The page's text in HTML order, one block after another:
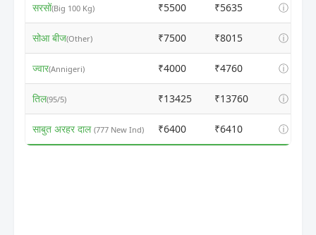
सरसों(Big 100 Kg) ₹5500 ₹5635 ⓘ
सोआ बीज(Other) ₹7500 ₹8015 ⓘ
ज्वार(Annigeri) ₹4000 ₹4760 ⓘ
तिल(95/5) ₹13425 ₹13760 ⓘ
साबुत अरहर दाल (777 New Ind) ₹6400 ₹6410 ⓘ